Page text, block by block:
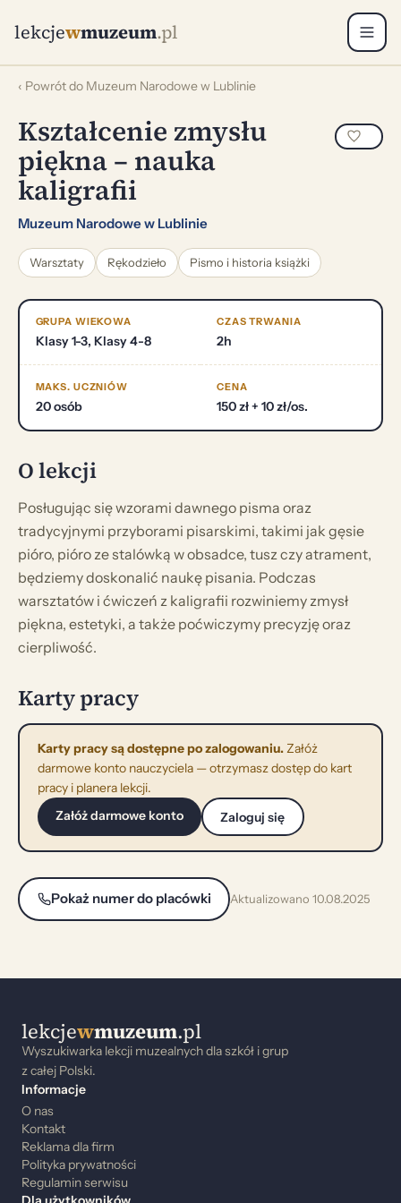
lekcjewmuzeum.pl
‹ Powrót do Muzeum Narodowe w Lublinie
Kształcenie zmysłu
piękna – nauka
kaligrafii
Muzeum Narodowe w Lublinie
Warsztaty Rękodzieło Pismo i historia książki
GRUPA WIEKOWA
Klasy 1-3, Klasy 4-8
CZAS TRWANIA
2h
MAKS. UCZNIÓW
20 osób
CENA
150 zł + 10 zł/os.
O lekcji
Posługując się wzorami dawnego pisma oraz
tradycyjnymi przyborami pisarskimi, takimi jak gęsie
pióro, pióro ze stalówką w obsadce, tusz czy atrament,
będziemy doskonalić naukę pisania. Podczas
warsztatów i ćwiczeń z kaligrafii rozwiniemy zmysł
piękna, estetyki, a także poćwiczymy precyzję oraz
cierpliwość.
Karty pracy
Karty pracy są dostępne po zalogowaniu.Załóż
darmowe konto nauczyciela — otrzymasz dostęp do kart
pracy i planera lekcji.
Załóż darmowe konto
Zaloguj się
Pokaż numer do placówki Aktualizowano 10.08.2025
lekcjewmuzeum.pl
Wyszukiwarka lekcji muzealnych dla szkół i grup
z całej Polski.
Informacje
O nas
Kontakt
Reklama dla firm
Polityka prywatności
Regulamin serwisu